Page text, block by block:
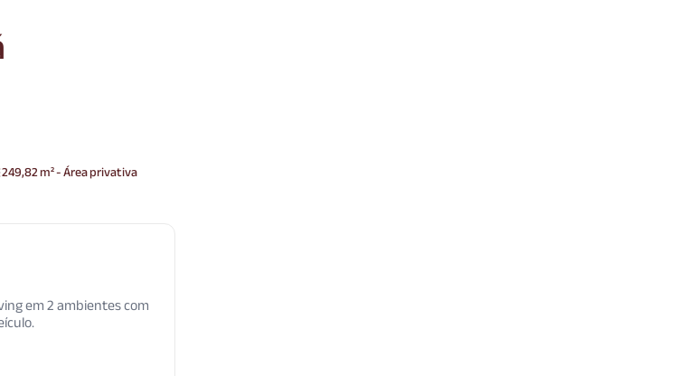
249,82 m² - Área privativa
em 2 ambientes com